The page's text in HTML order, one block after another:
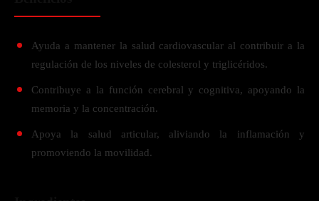
Ayuda a mantener la salud cardiovascular al contribuir a la
regulación de los niveles de colesterol y triglicéridos.
Contribuye a la función cerebral y cognitiva, apoyando la
memoria y la concentración.
Apoya la salud articular, aliviando la inflamación y
promoviendo la movilidad.